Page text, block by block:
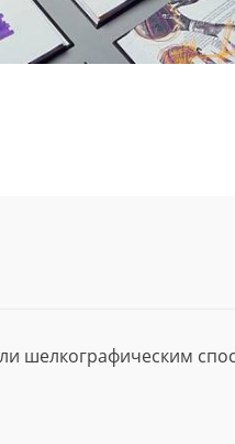
шелкографическим